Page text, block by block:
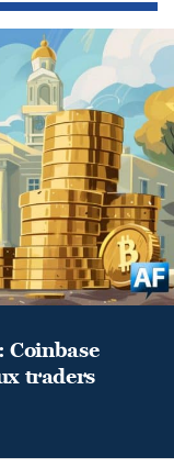
Coinbase
traders